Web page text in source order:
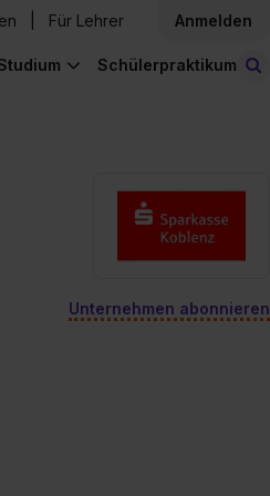
Für Lehrer Anmelden
Schülerpraktikum
Unternehmen abonnieren